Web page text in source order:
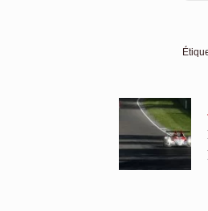
des